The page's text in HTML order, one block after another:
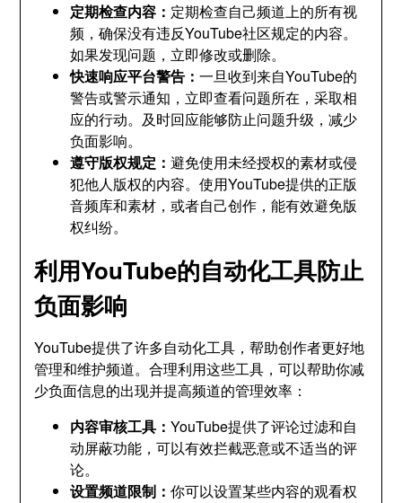
定期检查内容： 定期检查自己频道上的所有视
频，确保没有违反YouTube社区规定的内容。
如果发现问题，立即修改或删除。
快速响应平台警告：一旦收到来自YouTube的
警告或警示通知，立即查看问题所在，采取相
应的行动。及时回应能够防止问题升级，减少
负面影响。
遵守版权规定：避免使用未经授权的素材或侵
犯他人版权的内容。使用YouTube提供的正版
音频库和素材，或者自己创作，能有效避免版
权纠纷。
利用YouTube的自动化工具防止
负面影响
YouTube提供了许多自动化工具，帮助创作者更好地
管理和维护频道。合理利用这些工具，可以帮助你减
少负面信息的出现并提高频道的管理效率：
内容审核工具：YouTube提供了评论过滤和自
动屏蔽功能，可以有效拦截恶意或不适当的评
论。
设置频道限制：你可以设置某些内容的观看权